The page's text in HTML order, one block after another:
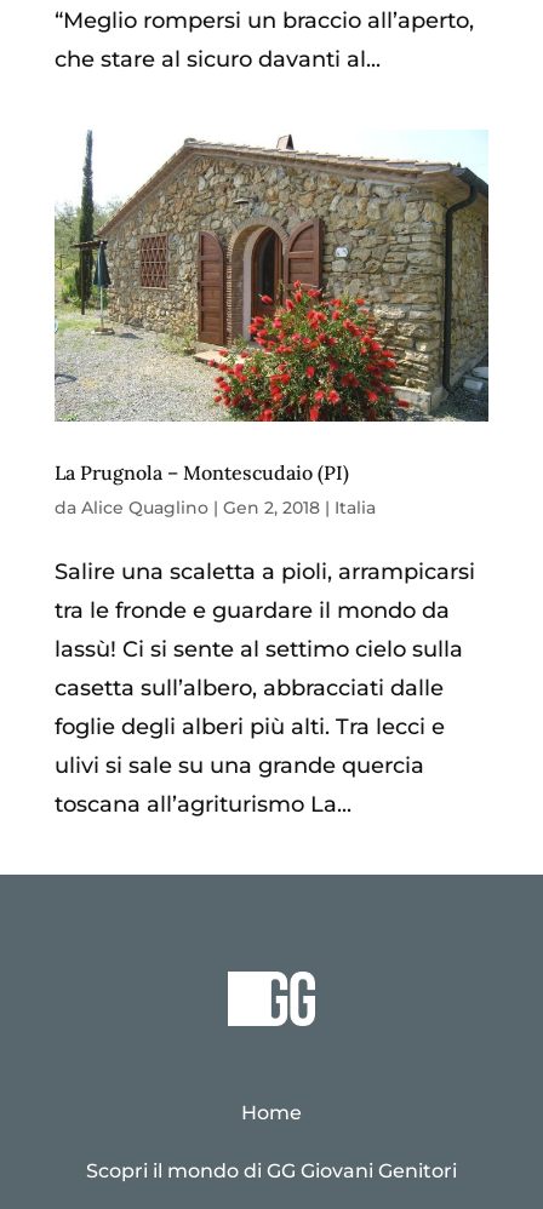
“Meglio rompersi un braccio all’aperto,
che stare al sicuro davanti al...
La Prugnola – Montescudaio (PI)
da Alice Quaglino| Gen 2, 2018| Italia
Salire una scaletta a pioli, arrampicarsi
tra le fronde e guardare il mondo da
lassù! Ci si sente al settimo cielo sulla
casetta sull’albero, abbracciati dalle
foglie degli alberi più alti. Tra lecci e
ulivi si sale su una grande quercia
toscana all’agriturismo La...
Home
Scopri il mondo di GG Giovani Genitori